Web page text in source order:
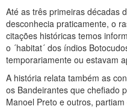
Até as três primeiras décadas
desconhecia praticamente, o
citações históricas temos
o ´habitat´ dos índios
temporariamente ou estavam
A história relata também as
os Bandeirantes que chefiado
Manoel Preto e outros,